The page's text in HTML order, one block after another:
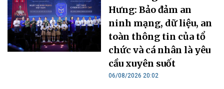
Hưng: Bảo đảm an
ninh mạng, dữ liệu, an
toàn thông tin của tổ
chức và cá nhân là yêu
cầu xuyên suốt
06/08/2026 20:02